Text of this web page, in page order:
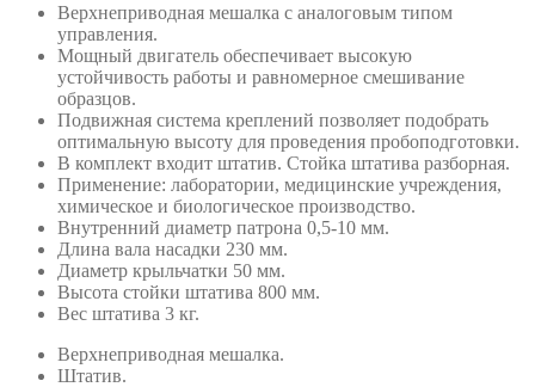
Верхнеприводная мешалка с аналоговым типом
управления.
Мощный двигатель обеспечивает высокую
устойчивость работы и равномерное смешивание
образцов.
Подвижная система креплений позволяет подобрать
оптимальную высоту для проведения пробоподготовки.
В комплект входит штатив. Стойка штатива разборная.
Применение: лаборатории, медицинские учреждения,
химическое и биологическое производство.
Внутренний диаметр патрона 0,5-10 мм.
Длина вала насадки 230 мм.
Диаметр крыльчатки 50 мм.
Высота стойки штатива 800 мм.
Вес штатива 3 кг.
Верхнеприводная мешалка.
Штатив.